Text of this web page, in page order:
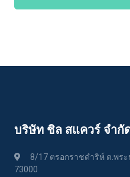
บริษัท ชิล สแควร์ จำกั
8/17 ตรอกราชดำริห์ ต.พร
73000